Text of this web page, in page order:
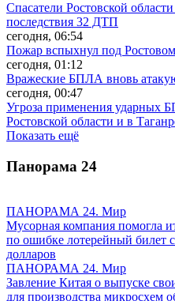
Спасатели Ростовской
последствия 32 ДТП
сегодня, 06:54
Пожар вспыхнул под
сегодня, 01:12
Вражеские БПЛА вновь
сегодня, 00:47
Угроза применения ударных
Ростовской области и в
Показать ещё
Панорама 24
ПАНОРАМА 24. Мир
Мусорная компания помогла
по ошибке лотерейный
долларов
ПАНОРАМА 24. Мир
Завление Китая о выпуске
для производства микросхем